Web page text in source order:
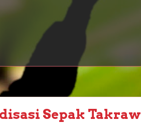
Sepak Takraw